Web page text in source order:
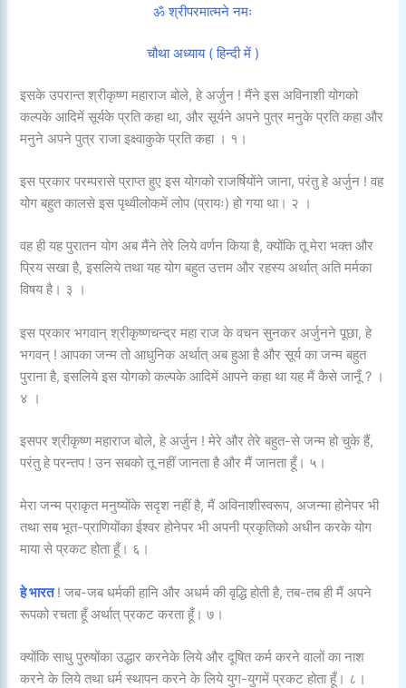
ॐ श्रीपरमात्मने नमः
चौथा अध्याय ( हिन्दी में )
इसके उपरान्त श्रीकृष्ण महाराज बोले, हे अर्जुन ! मैंने इस अविनाशी योगको
कल्पके आदिमें सूर्यके प्रति कहा था, और सूर्यने अपने पुत्र मनुके प्रति कहा और
मनुने अपने पुत्र राजा इक्ष्वाकुके प्रति कहा । १।
इस प्रकार परम्परासे प्राप्त हुए इस योगको राजर्षियोंने जाना, परंतु हे अर्जुन ! वह
योग बहुत कालसे इस पृथ्वीलोकमें लोप (प्रायः) हो गया था। २ ।
वह ही यह पुरातन योग अब मैंने तेरे लिये वर्णन किया है, क्योंकि तू मेरा भक्त और
प्रिय सखा है, इसलिये तथा यह योग बहुत उत्तम और रहस्य अर्थात् अति मर्मका
विषय है। ३ ।
इस प्रकार भगवान् श्रीकृष्णचन्द्र महा राज के वचन सुनकर अर्जुनने पूछा, हे
भगवन् ! आपका जन्म तो आधुनिक अर्थात् अब हुआ है और सूर्य का जन्म बहुत
पुराना है, इसलिये इस योगको कल्पके आदिमें आपने कहा था यह मैं कैसे जानूँ ? ।
४ ।
इसपर श्रीकृष्ण महाराज बोले, हे अर्जुन ! मेरे और तेरे बहुत-से जन्म हो चुके हैं,
परंतु हे परन्तप ! उन सबको तू नहीं जानता है और मैं जानता हूँ। ५।
मेरा जन्म प्राकृत मनुष्योंके सदृश नहीं है, मैं अविनाशीस्वरूप, अजन्मा होनेपर भी
तथा सब भूत-प्राणियोंका ईश्वर होनेपर भी अपनी प्रकृतिको अधीन करके योग
माया से प्रकट होता हूँ। ६।
हे भारत ! जब-जब धर्मकी हानि और अधर्म की वृद्धि होती है, तब-तब ही मैं अपने
रूपको रचता हूँ अर्थात् प्रकट करता हूँ। ७।
क्योंकि साधु पुरुषोंका उद्धार करनेके लिये और दूषित कर्म करने वालों का नाश
करने के लिये तथा धर्म स्थापन करने के लिये युग-युगमें प्रकट होता हूँ। ८।